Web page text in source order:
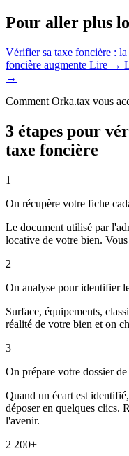
Pour aller plus
Vérifier sa taxe foncière : la
foncière augmente Lire →
→
Comment Orka.tax vous
3 étapes pour
taxe foncière
1
On récupère votre fiche
Le document utilisé par
locative de votre bien.
2
On analyse pour identifier
Surface, équipements,
réalité de votre bien et on
3
On prépare votre dossier
Quand un écart est
déposer en quelques clics.
l'avenir.
2 200+